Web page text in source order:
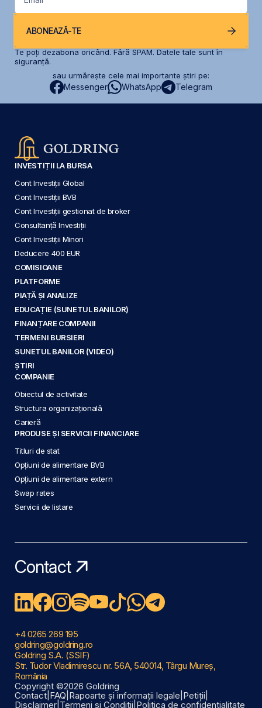
ABONEAZĂ-TE
Te poți dezabona oricând. Fără SPAM. Datele tale sunt în
siguranță.
sau urmărește cele mai importante știri pe:
Messenger WhatsApp Telegram
INVESTIȚII LA BURSA
Cont Investiții Global
Cont Investiții BVB
Cont Investiții gestionat de broker
Consultanță Investiții
Cont Investiții Minori
Deducere 400 EUR
COMISIOANE
PLATFORME
PIAȚĂ ȘI ANALIZE
EDUCAȚIE (SUNETUL BANILOR)
FINANȚARE COMPANII
TERMENI BURSIERI
SUNETUL BANILOR (VIDEO)
ȘTIRI
COMPANIE
Obiectul de activitate
Structura organizațională
Carieră
PRODUSE ȘI SERVICII FINANCIARE
Titluri de stat
Opțiuni de alimentare BVB
Opțiuni de alimentare extern
Swap rates
Servicii de listare
Contact
+4 0265 269 195
goldring@goldring.ro
Goldring S.A. (SSIF)
Str. Tudor Vladimirescu nr. 56A, 540014, Târgu Mureș,
România
Copyright ©2026 Goldring
Contact FAQ Rapoarte și informații legale Petiții
Disclaimer Termeni și Condiții Politica de confidențialitate